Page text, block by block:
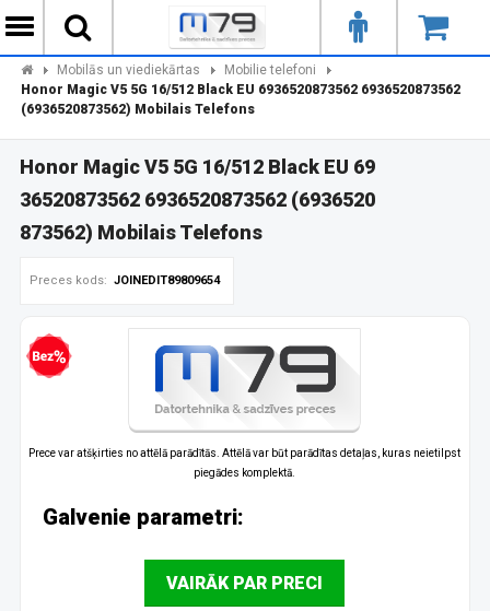
Mobilās un viediekārtas
Mobilie telefoni
Honor Magic V5 5G 16/512 Black EU 6936520873562 6936520873562
(6936520873562) Mobilais Telefons
Honor Magic V5 5G 16/512 Black EU 69
36520873562 6936520873562 (6936520
873562) Mobilais Telefons
Preces kods: JOINEDIT89809654
kredīts
Prece var atšķirties no attēlā parādītās. Attēlā var būt parādītas detaļas, kuras neietilpst
piegādes komplektā.
Galvenie parametri:
VAIRĀK PAR PRECI